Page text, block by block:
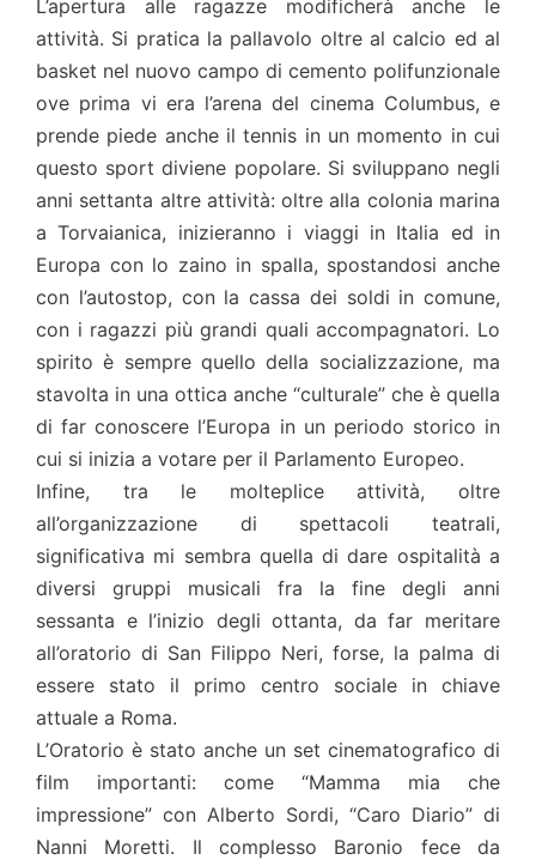
L’apertura alle ragazze modificherà anche le
attività. Si pratica la pallavolo oltre al calcio ed al
basket nel nuovo campo di cemento polifunzionale
ove prima vi era l’arena del cinema Columbus, e
prende piede anche il tennis in un momento in cui
questo sport diviene popolare. Si sviluppano negli
anni settanta altre attività: oltre alla colonia marina
a Torvaianica, inizieranno i viaggi in Italia ed in
Europa con lo zaino in spalla, spostandosi anche
con l’autostop, con la cassa dei soldi in comune,
con i ragazzi più grandi quali accompagnatori. Lo
spirito è sempre quello della socializzazione, ma
stavolta in una ottica anche “culturale” che è quella
di far conoscere l’Europa in un periodo storico in
cui si inizia a votare per il Parlamento Europeo.
Infine, tra le molteplice attività, oltre
all’organizzazione di spettacoli teatrali,
significativa mi sembra quella di dare ospitalità a
diversi gruppi musicali fra la fine degli anni
sessanta e l’inizio degli ottanta, da far meritare
all’oratorio di San Filippo Neri, forse, la palma di
essere stato il primo centro sociale in chiave
attuale a Roma.
L’Oratorio è stato anche un set cinematografico di
film importanti: come “Mamma mia che
impressione” con Alberto Sordi, “Caro Diario” di
Nanni Moretti. Il complesso Baronio fece da